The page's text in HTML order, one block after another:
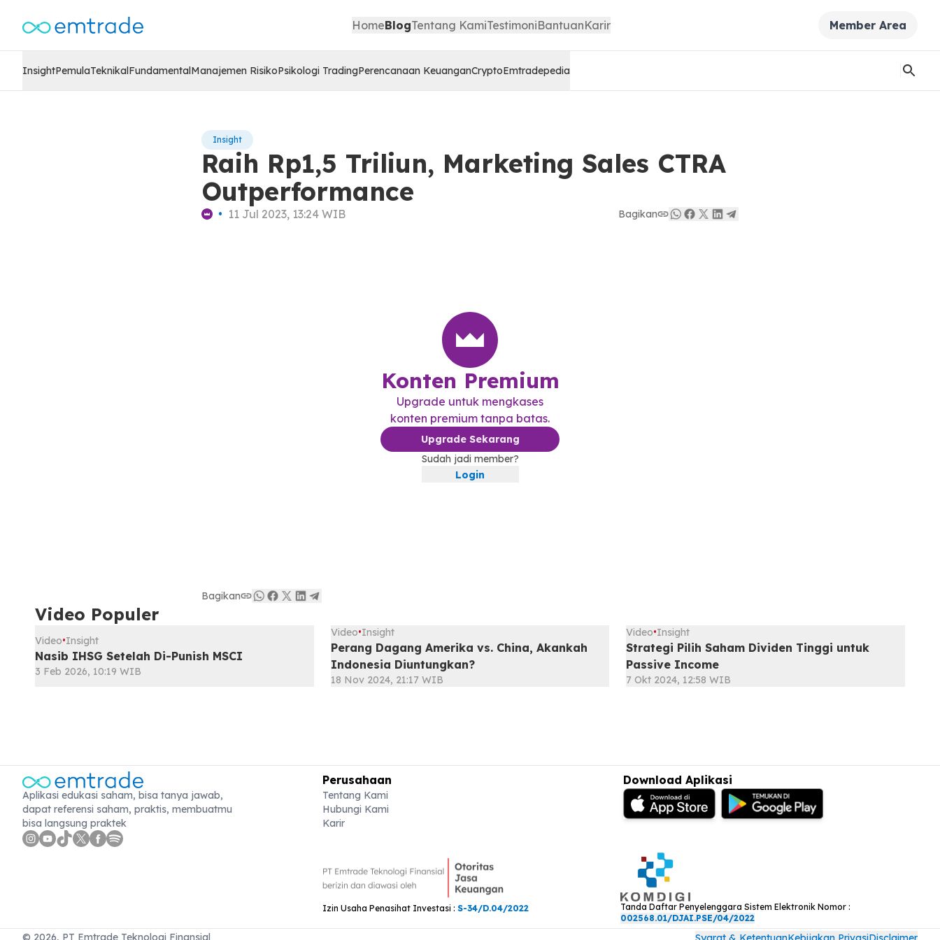
HomeBlogTentang KamiTestimoniBantuanKarir Member Area
InsightPemulaTeknikalFundamentalManajemen RisikoPsikologi TradingPerencanaan KeuanganCryptoEmtradepedia
Insight
Raih Rp1,5 Triliun, Marketing Sales CTRA
Outperformance
• 11 Jul 2023, 13:24 WIB Bagikan
Konten Premium
Upgrade untuk mengkases
konten premium tanpa batas.
Upgrade Sekarang
Sudah jadi member?
Login
Bagikan
Video Populer
Video•Insight
Nasib IHSG Setelah Di-Punish MSCI
3 Feb 2026, 10:19 WIB
Video•Insight
Perang Dagang Amerika vs. China, Akankah
Indonesia Diuntungkan?
18 Nov 2024, 21:17 WIB
Video•Insight
Strategi Pilih Saham Dividen Tinggi untuk
Passive Income
7 Okt 2024, 12:58 WIB
Aplikasi edukasi saham, bisa tanya jawab,
dapat referensi saham, praktis, membuatmu
bisa langsung praktek
Perusahaan
Tentang Kami
Hubungi Kami
Karir
Download Aplikasi
Izin Usaha Penasihat Investasi : S-34/D.04/2022
Tanda Daftar Penyelenggara Sistem Elektronik Nomor :
002568.01/DJAI.PSE/04/2022
© 2026, PT Emtrade Teknologi Finansial